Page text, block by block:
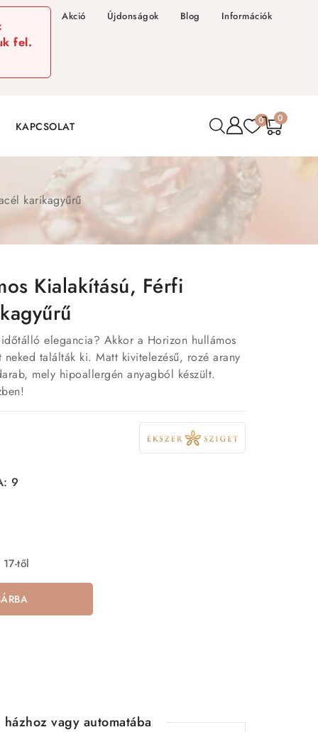
fel.
Akció Újdonságok Blog Információk
KAPCSOLAT 0 0
karikagyűrű
Kialakítású, Férfi
elegancia? Akkor a Horizon hullámos
találták ki. Matt kivitelezésű, rozé arany
mely hipoallergén anyagból készült.
9
től
házhoz vagy automatába